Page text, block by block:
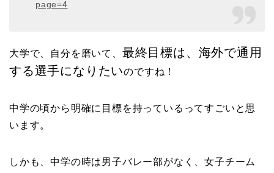
page=4
大学で、自分を磨いて、 最終目標は、海外で通用
する選手になりたいのですね！
中学の頃から明確に目標を持っているってすごいと思
います。
しかも、中学の時は男子バレー部がなく、女子チーム